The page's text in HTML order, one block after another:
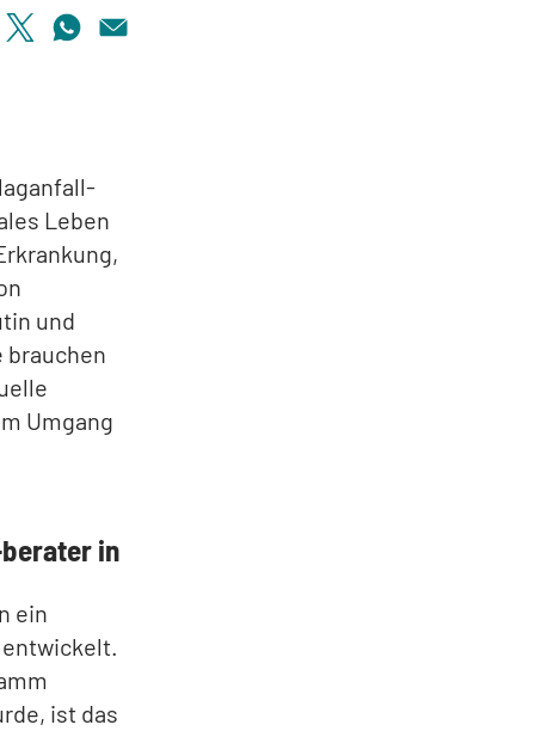
Leben
und
brauchen
Umgang
in
ein
ist das